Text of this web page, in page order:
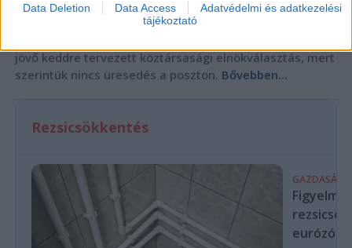
Data Deletion Data Access
Adatvédelmi és adatkezelési
tájékoztató
Parlament
jövő keddre tervezett köztársasági elnökválasztás, mert
szerintük nincs üresedés a poszton. Bővebben...
Rezsicsökkentés
GAZDASÁG